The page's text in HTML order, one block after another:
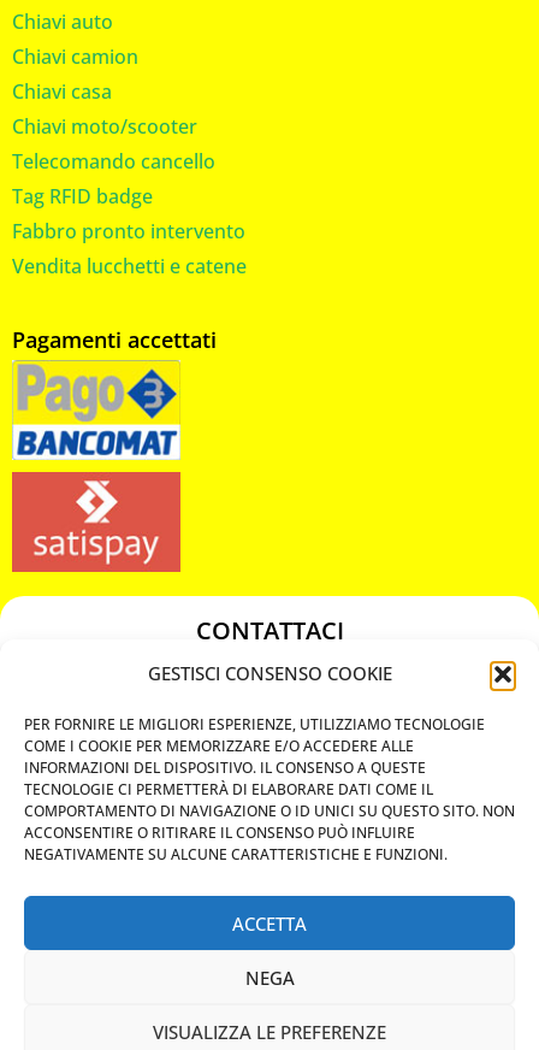
GESTISCI CONSENSO COOKIE
PER FORNIRE LE MIGLIORI ESPERIENZE, UTILIZZIAMO TECNOLOGIE
COME I COOKIE PER MEMORIZZARE E/O ACCEDERE ALLE
INFORMAZIONI DEL DISPOSITIVO. IL CONSENSO A QUESTE
TECNOLOGIE CI PERMETTERÀ DI ELABORARE DATI COME IL
COMPORTAMENTO DI NAVIGAZIONE O ID UNICI SU QUESTO SITO. NON
ACCONSENTIRE O RITIRARE IL CONSENSO PUÒ INFLUIRE
NEGATIVAMENTE SU ALCUNE CARATTERISTICHE E FUNZIONI.
ACCETTA
NEGA
VISUALIZZA LE PREFERENZE
Chiavi auto
Chiavi camion
Chiavi casa
Chiavi moto/scooter
Telecomando cancello
Tag RFID badge
Fabbro pronto intervento
Vendita lucchetti e catene
Pagamenti accettati
CONTATTACI
349 3863811
chiavicodificate@gmail.com
Privacy Policy
Cookie Policy
MAPS
CHIAMA ORA